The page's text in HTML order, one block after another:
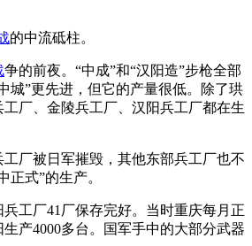
的中流砥柱。
争的前夜。“中成”和“汉阳造”步枪全部
城”更先进，但它的产量很低。除了珙
厂、金陵兵工厂、汉阳兵工厂都在生
厂被日军摧毁，其他东部兵工厂也不
正式”的生产。
工厂41厂保存完好。当时重庆每月正
产4000多台。国军手中的大部分武器